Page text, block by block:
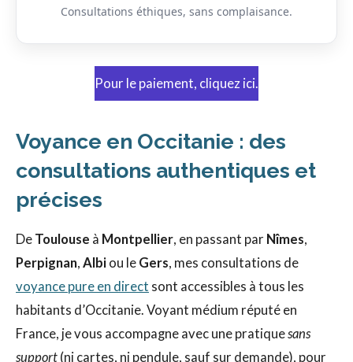
Consultations éthiques, sans complaisance.
Pour le paiement, cliquez ici.
Voyance en Occitanie : des
consultations authentiques et
précises
De Toulouse à Montpellier, en passant par Nîmes,
Perpignan, Albi ou le Gers, mes consultations de
voyance pure en direct sont accessibles à tous les
habitants d’Occitanie. Voyant médium réputé en
France, je vous accompagne avec une pratiquesans
support (ni cartes, ni pendule, sauf sur demande), pour